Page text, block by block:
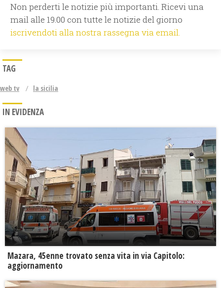
Non perderti le notizie più importanti. Ricevi una
mail alle 19.00 con tutte le notizie del giorno
iscrivendoti alla nostra rassegna via email.
TAG
web tv la sicilia
IN EVIDENZA
Mazara, 45enne trovato senza vita in via Capitolo:
aggiornamento